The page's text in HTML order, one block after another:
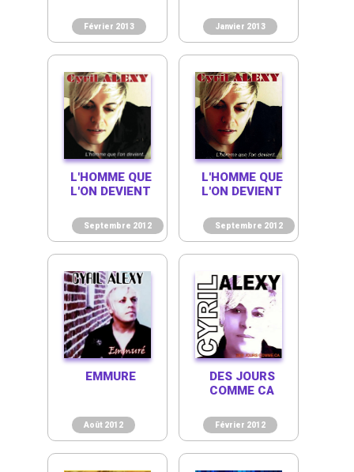
Février 2013 Janvier 2013
Septembre 2012
L'HOMME QUE
L'ON DEVIENT
Septembre 2012
L'HOMME QUE
L'ON DEVIENT
Août 2012
EMMURE
Février 2012
DES JOURS
COMME CA